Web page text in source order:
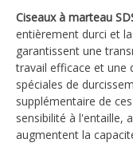
Ciseaux à marteau
entièrement durci et
garantissent une
travail efficace et une
spéciales de
supplémentaire de
sensibilité à l'entaille,
augmentent la